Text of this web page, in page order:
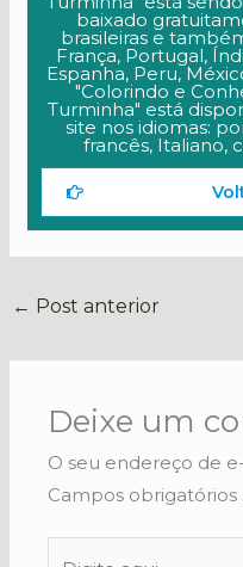
baixado
brasileiras e
França, Portugal,
Espanha, Peru,
"Colorindo e
Turminha" está
site nos idiomas:
francês, Italiano,
← Post anterior
Deixe um
O seu endereço de
Campos